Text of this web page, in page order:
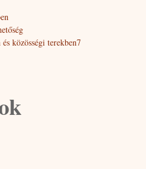
közösségi terekben7